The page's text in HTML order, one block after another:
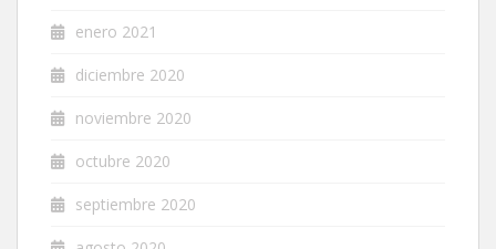
enero 2021
diciembre 2020
noviembre 2020
octubre 2020
septiembre 2020